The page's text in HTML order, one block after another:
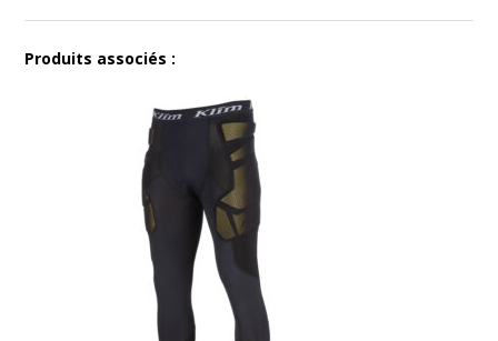
Produits associés :